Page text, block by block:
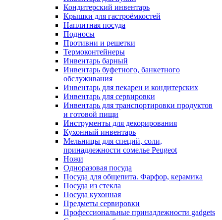
Кондитерский инвентарь
Крышки для гастроёмкостей
Наплитная посуда
Подносы
Противни и решетки
Термоконтейнеры
Инвентарь барный
Инвентарь буфетного, банкетного
обслуживания
Инвентарь для пекарен и кондитерских
Инвентарь для сервировки
Инвентарь для транспортировки продуктов
и готовой пищи
Инструменты для декорирования
Кухонный инвентарь
Мельницы для специй, соли,
принадлежности сомелье Peugeot
Ножи
Одноразовая посуда
Посуда для общепита. Фарфор, керамика
Посуда из стекла
Посуда кухонная
Предметы сервировки
Профессиональные принадлежности gadgets